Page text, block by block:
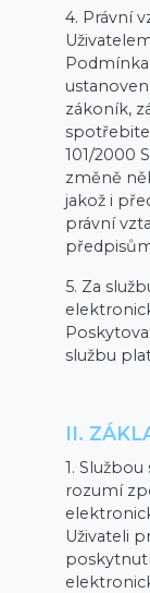
4. Právní
zákoník,
101/2000
změně
jakož i
právní
5. Za
službu
II.
1.
rozumí
Uživateli